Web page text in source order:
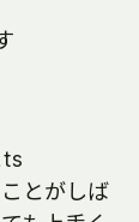
ts
とがしば